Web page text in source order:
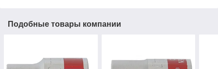
Подобные товары компании